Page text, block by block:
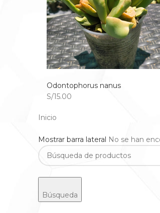
Odontophorus nanus
S/15.00
Inicio
Mostrar barra lateral No se han
Búsqueda